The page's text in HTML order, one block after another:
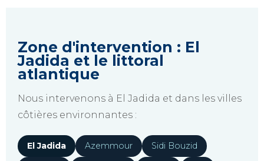
Zone d'intervention : El
Jadida et le littoral
atlantique
Nous intervenons à El Jadida et dans les villes
côtières environnantes :
El Jadida Azemmour Sidi Bouzid